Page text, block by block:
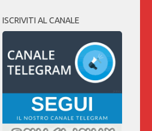
ISCRIVITI AL CANALE